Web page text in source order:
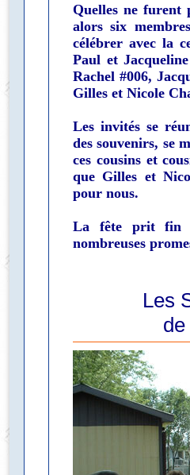
Quelles ne furent
alors six
célébrer avec la
Paul et
Rachel #006,
Gilles et Nicole
Les invités se
des souvenirs, se
ces cousins et
que Gilles et
pour nous.
La fête prit fin
nombreuses
Les